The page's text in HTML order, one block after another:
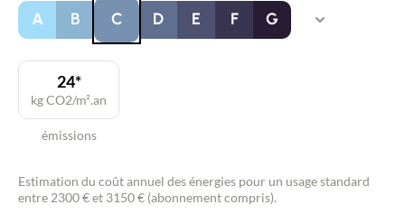
A B C D E F G
émissions
24*
kg CO2/m².an
Estimation du coût annuel des énergies pour un usage standard
entre 2300 € et 3150 € (abonnement compris).